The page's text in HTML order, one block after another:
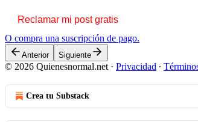
Reclamar mi post gratis
O compra una suscripción de pago.
Anterior Siguiente
© 2026 Quienesnormal.net · Privacidad ∙
Crea tu Substack